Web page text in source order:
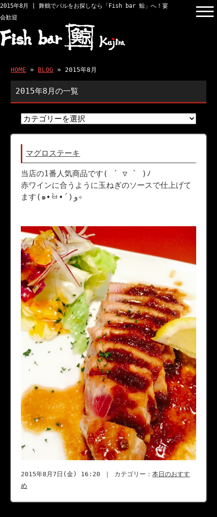
2015年8月 | 舞鶴でバルをお探しなら「Fish bar 鯨」へ！宴
会歓迎
HOME » BLOG » 2015年8月
2015年8月の一覧
マグロステーキ
当店の1番人気商品です( ´ ▽ ` )ﾉ
赤ワインに合うように玉ねぎのソースで仕上げて
ます(๑•̀ㅂ•́)و✧
2015年8月7日(金) 16:20 ｜ カテゴリー：本日のおすす
め